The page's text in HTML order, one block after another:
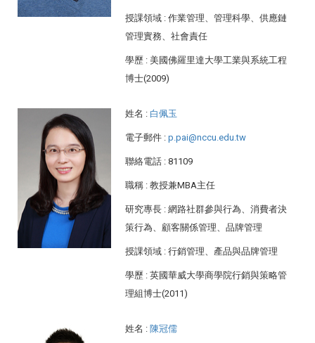
授課領域 : 作業管理、管理科學、供應鏈
管理實務、社會責任
學歷 : 美國佛羅里達大學工業與系統工程
博士(2009)
姓名 : 白佩玉
電子郵件 : p.pai@nccu.edu.tw
聯絡電話 : 81109
職稱 : 教授兼MBA主任
研究專長 : 網路社群參與行為、消費者決
策行為、顧客關係管理、品牌管理
授課領域 : 行銷管理、產品與品牌管理
學歷 : 英國華威大學商學院行銷與策略管
理組博士(2011)
姓名 : 陳冠儒